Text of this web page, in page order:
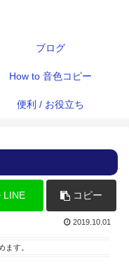
ブログ
How to 音色コピー
便利 / お役立ち
LINE コピー
2019.10.01
ます。